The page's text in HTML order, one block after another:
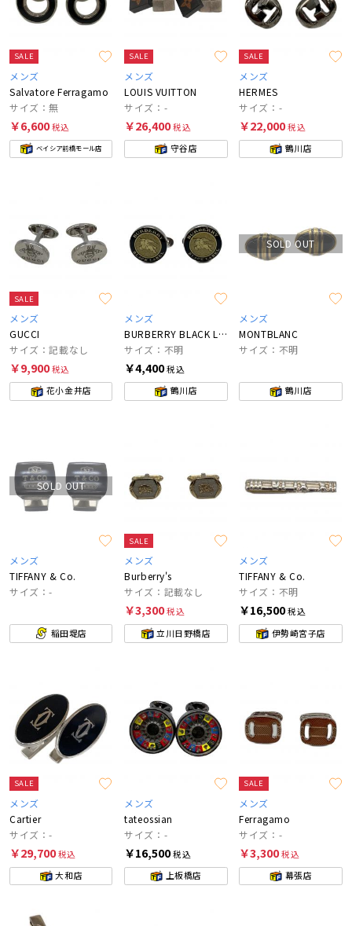
SALE
メンズ
Salvatore Ferragamo
サイズ：無
￥6,600税込
ベイシア前橋モール店
SALE
メンズ
LOUIS VUITTON
サイズ：-
￥26,400税込
守谷店
SALE
メンズ
HERMES
サイズ：-
￥22,000税込
鶴川店
SALE
メンズ
GUCCI
サイズ：記載なし
￥9,900税込
花小金井店
メンズ
BURBERRY BLACK LABEL
サイズ：不明
￥4,400税込
鶴川店
SOLD OUT
メンズ
MONTBLANC
サイズ：不明
鶴川店
SOLD OUT
メンズ
TIFFANY & Co.
サイズ：-
稲田堤店
SALE
メンズ
Burberry's
サイズ：記載なし
￥3,300税込
立川日野橋店
メンズ
TIFFANY & Co.
サイズ：不明
￥16,500税込
伊勢崎宮子店
SALE
メンズ
Cartier
サイズ：-
￥29,700税込
大和店
メンズ
tateossian
サイズ：-
￥16,500税込
上板橋店
SALE
メンズ
Ferragamo
サイズ：-
￥3,300税込
幕張店